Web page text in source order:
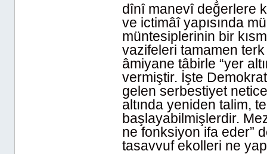
dînî manevî değerlere
ve ictimâî yapısında
müntesiplerinin bir
vazifeleri tamamen terk
âmiyane tâbirle “yer
vermiştir. İşte
gelen serbestiyet
altında yeniden talim,
başlayabilmişlerdir.
ne fonksiyon ifa eder”
tasavvuf ekolleri ne